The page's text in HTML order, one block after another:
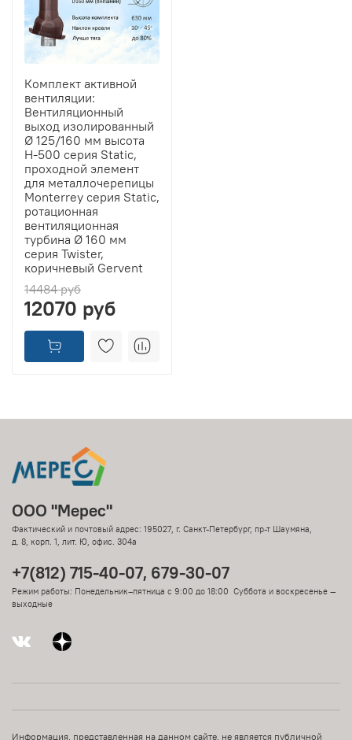
Комплект активной
вентиляции:
Вентиляционный
выход изолированный
Ø 125/160 мм высота
H-500 серия Static,
проходной элемент
для металлочерепицы
Monterrey серия Static,
ротационная
вентиляционная
турбина Ø 160 мм
серия Twister,
коричневый Gervent
14484 руб
12070 руб
ООО "Мерес"
Фактический и почтовый адрес: 195027, г. Санкт-Петербург, пр-т Шаумяна,
д. 8, корп. 1, лит. Ю, офис. 304а
+7(812) 715-40-07, 679-30-07
Режим работы: Понедельник–пятница с 9:00 до 18:00 Суббота и воскресенье —
выходные
Информация, представленная на данном сайте, не является публичной